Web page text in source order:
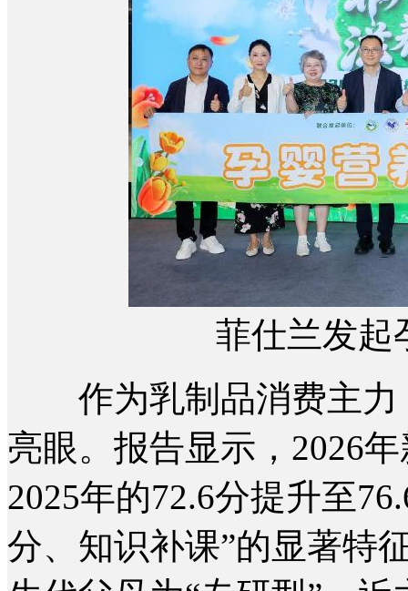
菲仕兰发起
作为乳制品消费主力
亮眼。报告显示，2026
2025年的72.6分提升至
分、知识补课”的显著特